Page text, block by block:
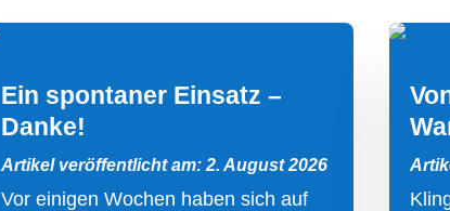
Ein spontaner Einsatz –
Danke!
Artikel veröffentlicht am: 2. August 2026
Vor einigen Wochen haben sich auf